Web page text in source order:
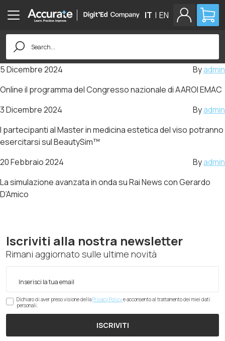
IT | EN
Search
for:
5 Dicembre 2024 Byadmin
Online il programma del Congresso nazionale di AAROI EMAC
3 Dicembre 2024
Byadmin
I partecipanti al Master in medicina estetica del viso potranno
esercitarsi sul BeautySim™
20 Febbraio 2024
Byadmin
La simulazione avanzata in onda su Rai News con Gerardo
D’Amico
Iscriviti alla nostra newsletter
Rimani aggiornato sulle ultime novità
Dichiaro di aver preso visione dellaPrivacy Policye acconsento al trattamento dei miei dati
personali.
ISCRIVITI